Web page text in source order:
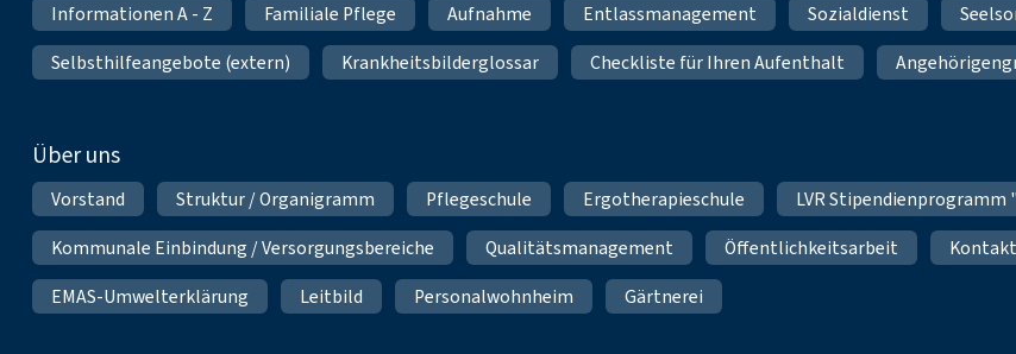
Informationen A - Z Familiale Pflege Aufnahme Entlassmanagement Sozialdienst
Selbsthilfeangebote (extern)
Krankheitsbilderglossar Checkliste für Ihren Aufenthalt
Über uns
Vorstand Struktur / Organigramm Pflegeschule Ergotherapieschule
LVR Stipendienprogramm
Kommunale Einbindung / Versorgungsbereiche
Qualitätsmanagement Öffentlichkeitsarbeit Kontakt
EMAS-Umwelterklärung
Leitbild Personalwohnheim Gärtnerei